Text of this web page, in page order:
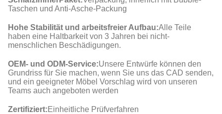
Taschen und Anti-Asche-Packung
Hohe Stabilität und arbeitsfreier Aufbau:Alle Teile
haben eine Haltbarkeit von 3 Jahren bei nicht-
menschlichen Beschädigungen.
OEM- und ODM-Service:Unsere Entwürfe können den
Grundriss für Sie machen, wenn Sie uns das CAD senden,
und ein geeigneter Möbel Vorschlag wird von unseren
Teams auch angeboten werden
Zertifiziert:Einheitliche Prüfverfahren